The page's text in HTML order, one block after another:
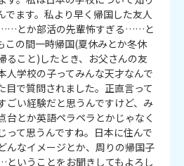
でます。私より早く帰国した友人
とか部活の先輩怖すぎる……と
この間一時帰国(夏休みとか冬休
ること)したとき、お父さんの友
人学校の子ってみんな天才なんで
目で質問されました。正直言って
ごい経験だと思うんですけど、み
台とか英語ペラペラとかじゃなく
って思うんですね。日本に住んで
んなイメージとか、周りの帰国子
いうことをお聞きしてもよろし